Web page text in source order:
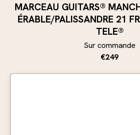
MARCEAU GUITARS®
ÉRABLE/PALISSANDRE 21
TELE®
Sur commande
€249